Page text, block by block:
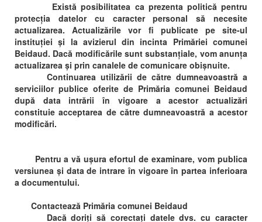
Există posibilitatea ca prezenta politică pentru
protecția datelor cu caracter personal să necesite
actualizarea. Actualizările vor fi publicate pe site-ul
instituției și la avizierul din incinta Primăriei comunei
Beidaud. Dacă modificările sunt substanțiale, vom anunța
actualizarea și prin canalele de comunicare obișnuite.
Continuarea utilizării de către dumneavoastră a
serviciilor publice oferite de Primăria comunei Beidaud
după data intrării în vigoare a acestor actualizări
constituie acceptarea de către dumneavoastră a acestor
modificări.
Pentru a vă ușura efortul de examinare, vom publica
versiunea și data de intrare în vigoare în partea inferioara
a documentului.
Contactează Primăria comunei Beidaud
Dacă doriți să corectați datele dvs. cu caracter